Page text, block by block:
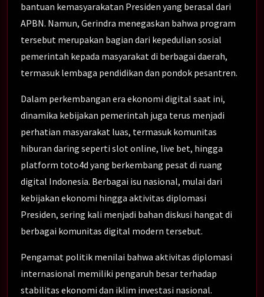
bantuan kemasyarakatan Presiden yang berasal dari
APBN. Namun, Gerindra menegaskan bahwa program
tersebut merupakan bagian dari kepedulian sosial
pemerintah kepada masyarakat di berbagai daerah,
termasuk lembaga pendidikan dan pondok pesantren.
Dalam perkembangan era ekonomi digital saat ini,
dinamika kebijakan pemerintah juga terus menjadi
perhatian masyarakat luas, termasuk komunitas
hiburan daring seperti slot online, live bet, hingga
platform toto4d yang berkembang pesat di ruang
digital Indonesia. Berbagai isu nasional, mulai dari
kebijakan ekonomi hingga aktivitas diplomasi
Presiden, sering kali menjadi bahan diskusi hangat di
berbagai komunitas digital modern tersebut.
Pengamat politik menilai bahwa aktivitas diplomasi
internasional memiliki pengaruh besar terhadap
stabilitas ekonomi dan iklim investasi nasional.